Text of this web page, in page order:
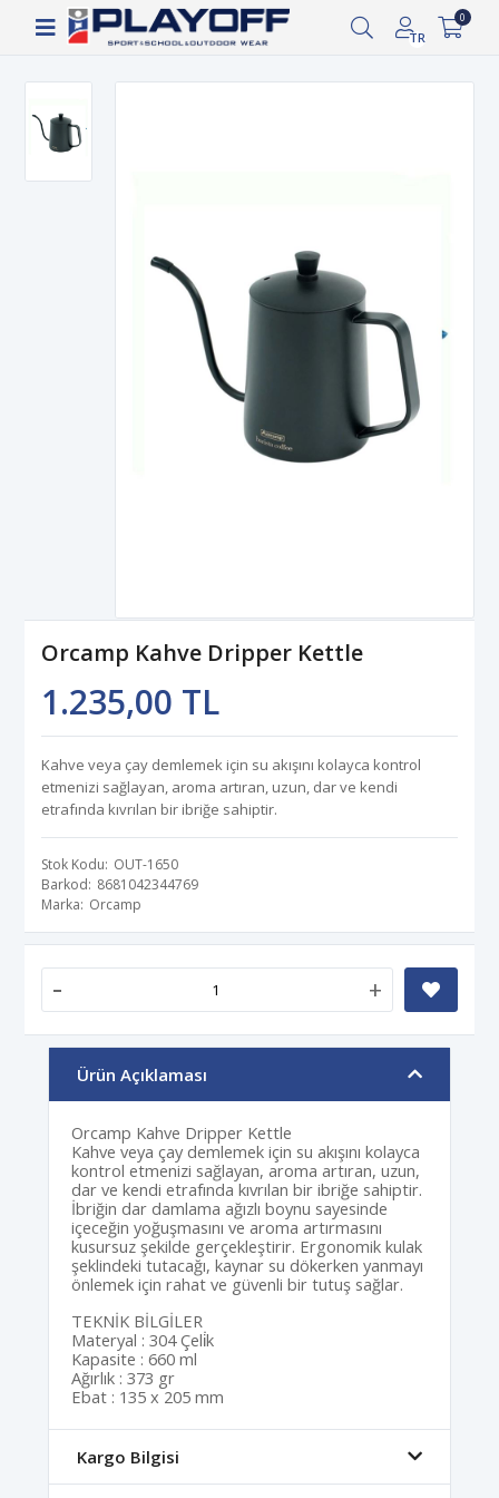
Siparişin 2-8 iş günü arasında kargoya verilecektir.
TR
0
Orcamp Kahve Dripper Kettle
1.235,00 TL
Kahve veya çay demlemek için su akışını kolayca kontrol
etmenizi sağlayan, aroma artıran, uzun, dar ve kendi
etrafında kıvrılan bir ibriğe sahiptir.
Stok Kodu OUT-1650
Barkod 8681042344769
Marka Orcamp
- +
Ürün Açıklaması
Orcamp Kahve Dripper Kettle
Kahve veya çay demlemek için su akışını kolayca
kontrol etmenizi sağlayan, aroma artıran, uzun,
dar ve kendi etrafında kıvrılan bir ibriğe sahiptir.
İbriğin dar damlama ağızlı boynu sayesinde
içeceğin yoğuşmasını ve aroma artırmasını
kusursuz şekilde gerçekleştirir. Ergonomik kulak
şeklindeki tutacağı, kaynar su dökerken yanmayı
önlemek için rahat ve güvenli bir tutuş sağlar.
TEKNİK BİLGİLER
Materyal : 304 Çeli̇k
Kapasite : 660 ml
Ağırlık : 373 gr
Ebat : 135 x 205 mm
Kargo Bilgisi